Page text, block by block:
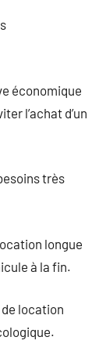
économique
l’achat d’un
très
longue
à la fin.
location